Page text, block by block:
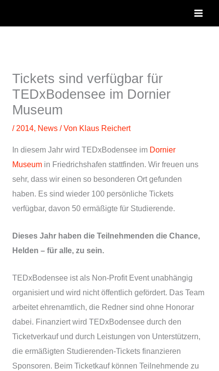
Tickets sind verfügbar für
TEDxBodensee im Dornier
Museum
/ 2014, News / Von Klaus Reichert
In diesem Jahr wird TEDxBodensee im Dornier
Museum in Friedrichshafen stattfinden. Wir freuen uns
sehr, dass wir einen so besonderen Ort gefunden
haben. Es sind wieder 100 persönliche Tickets
verfügbar, davon 50 ermäßigte für Studierende.
Dieses Jahr haben die Teilnehmenden die Chance,
Helden – für alle, zu sein.
TEDxBodensee ist als Non-Profit Event unabhängig
organisiert und wird nicht öffentlich gefördert. Das Team
arbeitet ehrenamtlich, die Redner sind ohne Honorar
dabei. Finanziert wird TEDxBodensee durch den
Ticketverkauf und durch Leistungen von Unterstützern,
die ermäßigten Studierenden-Tickets finanzieren
Sponsoren. Beim Ticketkauf können Teilnehmende zu